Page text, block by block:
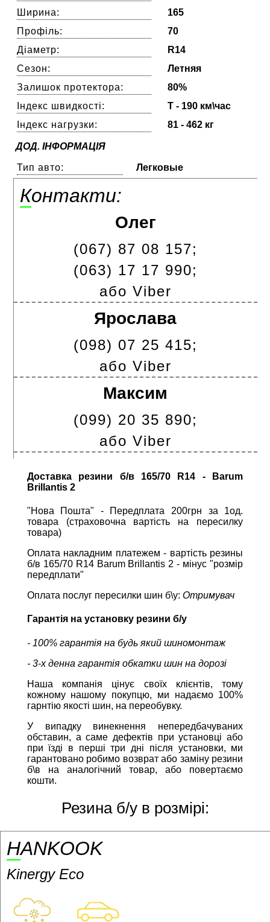
Ширина:
165
Профіль:
70
Діаметр:
R14
Сезон:
Летняя
Залишок протектора:
80%
Індекс швидкості:
T - 190 км\час
Індекс нагрузки:
81 - 462 кг
ДОД. ІНФОРМАЦІЯ
Тип авто: Легковые
Контакти:
Олег
(067) 87 08 157;
(063) 17 17 990;
або Viber
Ярослава
(098) 07 25 415;
або Viber
Максим
(099) 20 35 890;
або Viber
Доставка резини б/в 165/70 R14 - Barum
Brillantis 2
"Нова Пошта" - Передплата 200грн за 1од.
товара (страховочна вартість на пересилку
товара)
Оплата накладним платежем - вартість резины
б/в 165/70 R14 Barum Brillantis 2 - мінус "розмір
передплати"
Оплата послуг пересилки шин б\у: Отримувач
Гарантія на установку резини б/у
- 100% гарантія на будь який шиномонтаж
- 3-х денна гарантія обкатки шин на дорозі
Наша компанія цінує своїх клієнтів, тому
кожному нашому покупцю, ми надаємо 100%
гарнтію якості шин, на переобувку.
У випадку винекнення непередбачуваних
обставин, а саме дефектів при установці або
при їзді в перші три дні після установки, ми
гарантовано робимо возврат або заміну резини
б\в на аналогічний товар, або повертаємо
кошти.
Резина б/у в розмірі:
HANKOOK
Kinergy Eco